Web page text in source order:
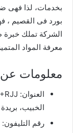
بخدمات، لذا فهى
بورد فى القصيم ،
الشركة تملك خبرة
معرفة المواد
معلومات
العنوان:
الخبيب، بريدة 52361، المملكة العربية السعودية.
رقم التليفون: